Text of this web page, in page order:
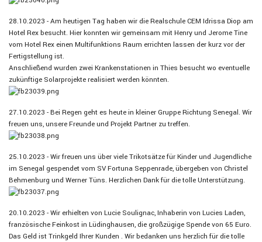
28.10.2023 - Am heutigen Tag haben wir die Realschule CEM Idrissa Diop am
Hotel Rex besucht. Hier konnten wir gemeinsam mit Henry und Jerome Tine
vom Hotel Rex einen Multifunktions Raum errichten lassen der kurz vor der
Fertigstellung ist.
Anschließend wurden zwei Krankenstationen in Thies besucht wo eventuelle
zukünftige Solarprojekte realisiert werden könnten.
27.10.2023 - Bei Regen geht es heute in kleiner Gruppe Richtung Senegal. Wir
freuen uns, unsere Freunde und Projekt Partner zu treffen.
25.10.2023 - Wir freuen uns über viele Trikotsätze für Kinder und Jugendliche
im Senegal gespendet vom SV Fortuna Seppenrade, übergeben von Christel
Behmenburg und Werner Tüns. Herzlichen Dank für die tolle Unterstützung.
20.10.2023 - Wir erhielten von Lucie Soulignac, Inhaberin von Lucies Laden,
französische Feinkost in Lüdinghausen, die großzügige Spende von 65 Euro.
Das Geld ist Trinkgeld Ihrer Kunden . Wir bedanken uns herzlich für die tolle